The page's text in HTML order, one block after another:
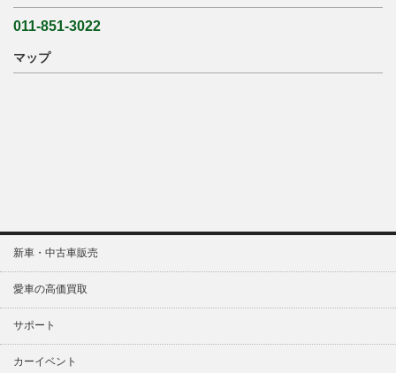
011-851-3022
マップ
新車・中古車販売
愛車の高価買取
サポート
カーイベント